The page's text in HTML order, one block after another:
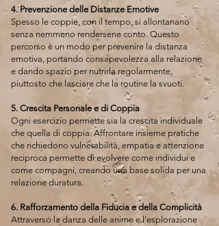
4. Prevenzione delle Distanze Emotive
Spesso le coppie, con il tempo, si allontanano
senza nemmeno rendersene conto. Questo
percorso è un modo per prevenire la distanza
emotiva, portando consapevolezza alla relazione
e dando spazio per nutrirla regolarmente,
piuttosto che lasciare che la routine la svuoti.
5. Crescita Personale e di Coppia
Ogni esercizio permette sia la crescita individuale
che quella di coppia. Affrontare insieme pratiche
che richiedono vulnerabilità, empatia e attenzione
reciproca permette di evolvere come individui e
come compagni, creando una base solida per una
relazione duratura.
6. Rafforzamento della Fiducia e della Complicità
Attraverso la danza delle anime e l’esplorazione